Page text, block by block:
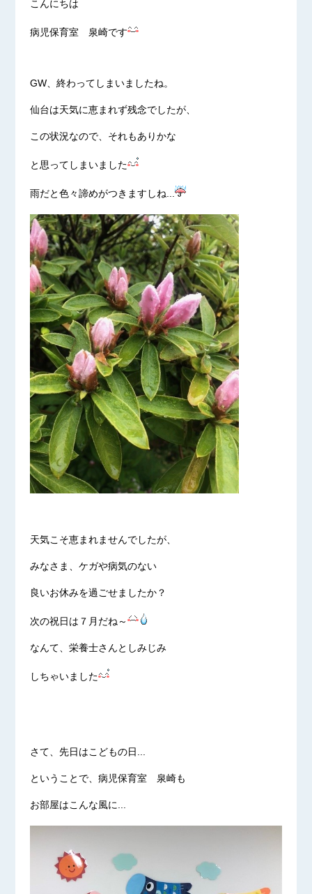
こんにちは
病児保育室 泉崎です
GW、終わってしまいましたね。
仙台は天気に恵まれず残念でしたが、
この状況なので、それもありかな
と思ってしまいました
雨だと色々諦めがつきますしね...
天気こそ恵まれませんでしたが、
みなさま、ケガや病気のない
良いお休みを過ごせましたか？
次の祝日は７月だね～
なんて、栄養士さんとしみじみ
しちゃいました
さて、先日はこどもの日...
ということで、病児保育室 泉崎も
お部屋はこんな風に...